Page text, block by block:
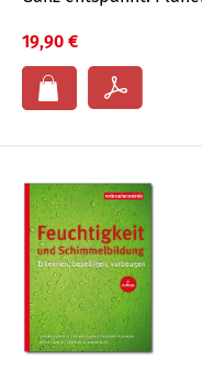
19,90 €